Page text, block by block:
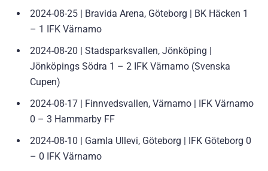
2024-08-25 | Bravida Arena, Göteborg | BK Häcken 1
– 1 IFK Värnamo
2024-08-20 | Stadsparksvallen, Jönköping |
Jönköpings Södra 1 – 2 IFK Värnamo (Svenska
Cupen)
2024-08-17 | Finnvedsvallen, Värnamo | IFK Värnamo
0 – 3 Hammarby FF
2024-08-10 | Gamla Ullevi, Göteborg | IFK Göteborg 0
– 0 IFK Värnamo